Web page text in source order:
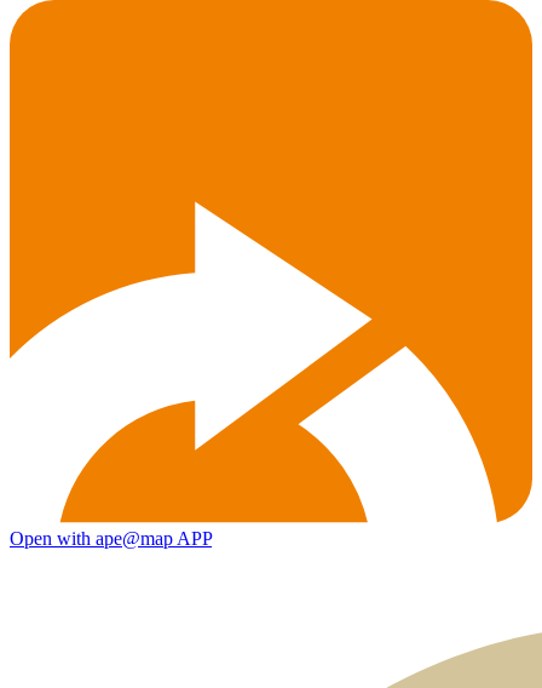
Open with ape@map APP